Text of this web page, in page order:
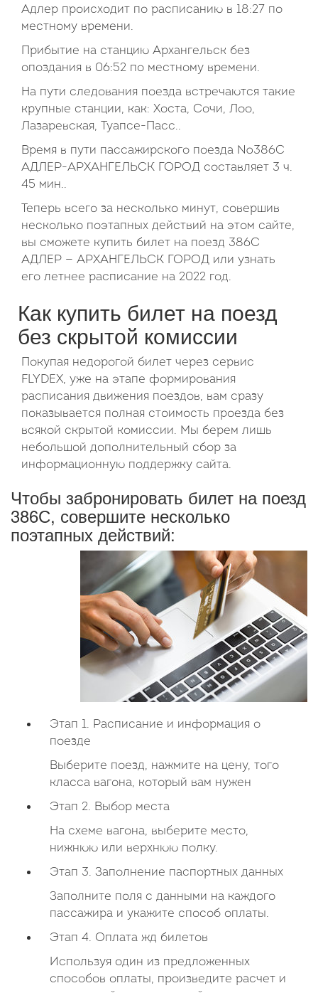
Адлер происходит по расписанию в 18:27 по
местному времени.
Прибытие на станцию Архангельск без
опоздания в 06:52 по местному времени.
На пути следования поезда встречаются такие
крупные станции, как: Хоста, Сочи, Лоо,
Лазаревская, Туапсе-Пасс..
Время в пути пассажирского поезда №386С
АДЛЕР-АРХАНГЕЛЬСК ГОРОД составляет 3 ч.
45 мин..
Теперь всего за несколько минут, совершив
несколько поэтапных действий на этом сайте,
вы сможете купить билет на поезд 386С
АДЛЕР — АРХАНГЕЛЬСК ГОРОД или узнать
его летнее расписание на 2022 год.
Как купить билет на поезд
без скрытой комиссии
Покупая недорогой билет через сервис
FLYDEX, уже на этапе формирования
расписания движения поездов, вам сразу
показывается полная стоимость проезда без
всякой скрытой комиссии. Мы берем лишь
небольшой дополнительный сбор за
информационную поддержку сайта.
Чтобы забронировать билет на поезд
386С, совершите несколько
поэтапных действий:
Этап 1. Расписание и информация о
поезде
Выберите поезд, нажмите на цену, того
класса вагона, который вам нужен
Этап 2. Выбор места
На схеме вагона, выберите место,
нижнюю или верхнюю полку.
Этап 3. Заполнение паспортных данных
Заполните поля с данными на каждого
пассажира и укажите способ оплаты.
Этап 4. Оплата жд билетов
Используя один из предложенных
способов оплаты, произведите расчет и